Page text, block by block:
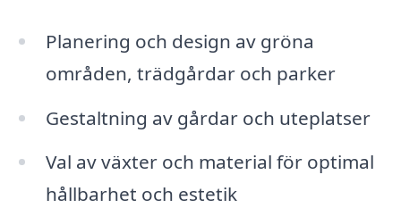
Planering och design av gröna
områden, trädgårdar och parker
Gestaltning av gårdar och uteplatser
Val av växter och material för optimal
hållbarhet och estetik